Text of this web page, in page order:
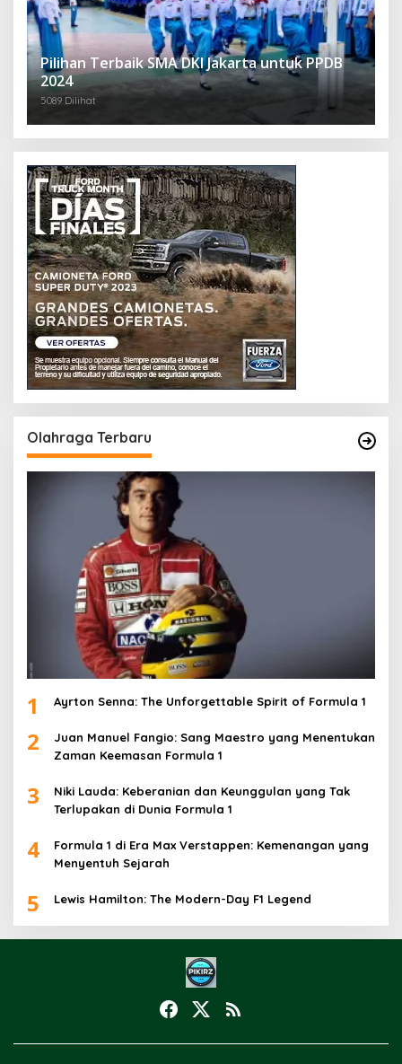
Pilihan Terbaik SMA DKI Jakarta untuk PPDB
2024
5089 Dilihat
Olahraga Terbaru
1 Ayrton Senna: The Unforgettable Spirit of Formula 1
2
Juan Manuel Fangio: Sang Maestro yang Menentukan
Zaman Keemasan Formula 1
3
Niki Lauda: Keberanian dan Keunggulan yang Tak
Terlupakan di Dunia Formula 1
4
Formula 1 di Era Max Verstappen: Kemenangan yang
Menyentuh Sejarah
5 Lewis Hamilton: The Modern-Day F1 Legend